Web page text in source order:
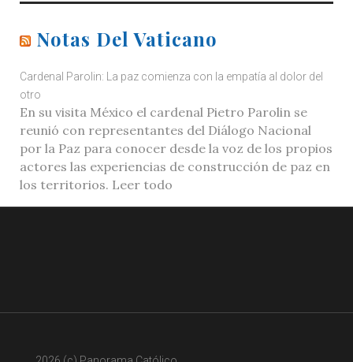
Notas Del Vaticano
Cardenal Parolin: La paz comienza con la empatía al dolor del
otro
En su visita México el cardenal Pietro Parolin se
reunió con representantes del Diálogo Nacional
por la Paz para conocer desde la voz de los propios
actores las experiencias de construcción de paz en
los territorios. Leer todo